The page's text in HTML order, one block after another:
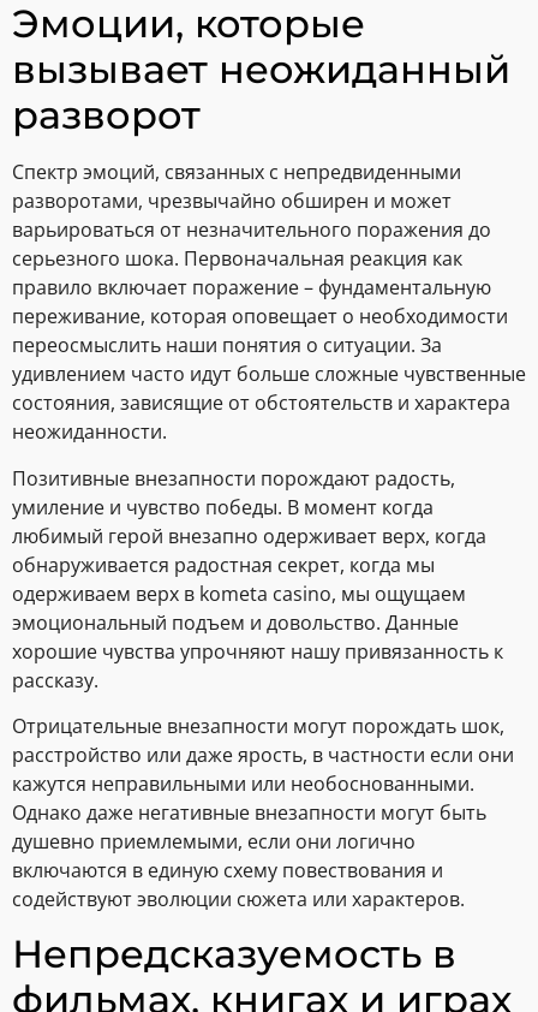
Эмоции, которые
вызывает неожиданный
разворот
Спектр эмоций, связанных с непредвиденными
разворотами, чрезвычайно обширен и может
варьироваться от незначительного поражения до
серьезного шока. Первоначальная реакция как
правило включает поражение – фундаментальную
переживание, которая оповещает о необходимости
переосмыслить наши понятия о ситуации. За
удивлением часто идут больше сложные чувственные
состояния, зависящие от обстоятельств и характера
неожиданности.
Позитивные внезапности порождают радость,
умиление и чувство победы. В момент когда
любимый герой внезапно одерживает верх, когда
обнаруживается радостная секрет, когда мы
одерживаем верх в kometa casino, мы ощущаем
эмоциональный подъем и довольство. Данные
хорошие чувства упрочняют нашу привязанность к
рассказу.
Отрицательные внезапности могут порождать шок,
расстройство или даже ярость, в частности если они
кажутся неправильными или необоснованными.
Однако даже негативные внезапности могут быть
душевно приемлемыми, если они логично
включаются в единую схему повествования и
содействуют эволюции сюжета или характеров.
Непредсказуемость в
фильмах, книгах и играх